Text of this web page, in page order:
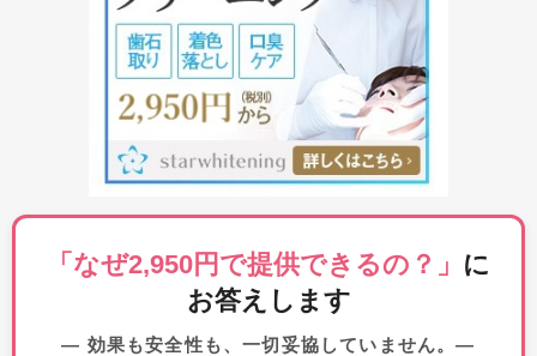
「なぜ2,950円で提供できるの？」 に
お答えします
― 効果も安全性も、一切妥協していません。―